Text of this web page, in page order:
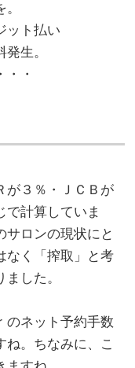
ット払い
生。
・
が３％・ＪＣＢが
で計算していま
サロンの現状にと
なく「搾取」と考
した。
のネット予約手数
ね。ちなみに、こ